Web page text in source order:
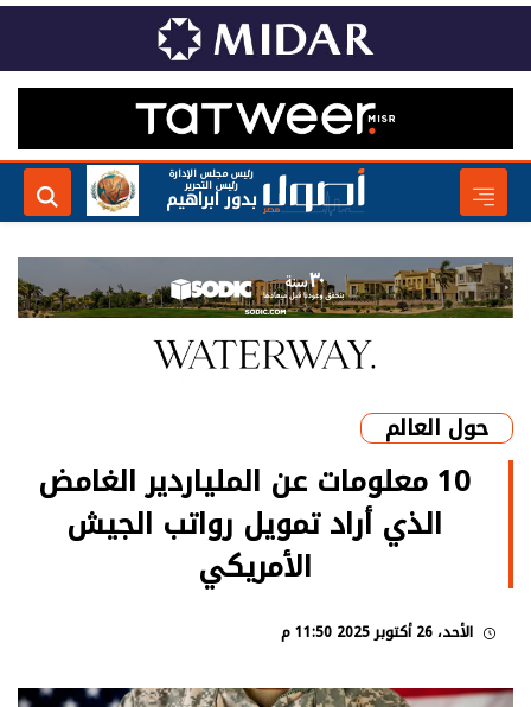
رئيس مجلس الإدارة
رئيس التحرير
بدور ابراهيم
حول العالم
10 معلومات عن الملياردير الغامض
الذي أراد تمويل رواتب الجيش
الأمريكي
الأحد، 26 أكتوبر 2025 11:50 م